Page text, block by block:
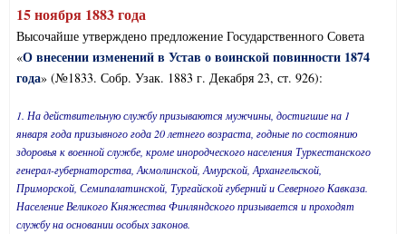
15 ноября 1883 года
Высочайше утверждено предложение Государственного Совета
«О внесении изменений в Устав о воинской повинности 1874
года» (№1833. Собр. Узак. 1883 г. Декабря 23, ст. 926):
1. На действительную службу призываются мужчины, достигшие на 1
января года призывного года 20 летнего возраста, годные по состоянию
здоровья к военной службе, кроме инородческого населения Туркестанского
генерал-губернаторства, Акмолинской, Амурской, Архангельской,
Приморской, Семипалатинской, Тургайской губерний и Северного Кавказа.
Население Великого Княжества Финляндского призывается и проходят
службу на основании особых законов.